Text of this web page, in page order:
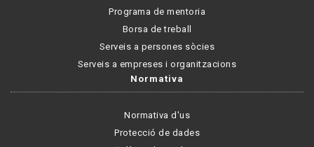
Programa de mentoria
Borsa de treball
Serveis a persones sòcies
Serveis a empreses i organitzacions
Normativa
Normativa d'us
Protecció de dades